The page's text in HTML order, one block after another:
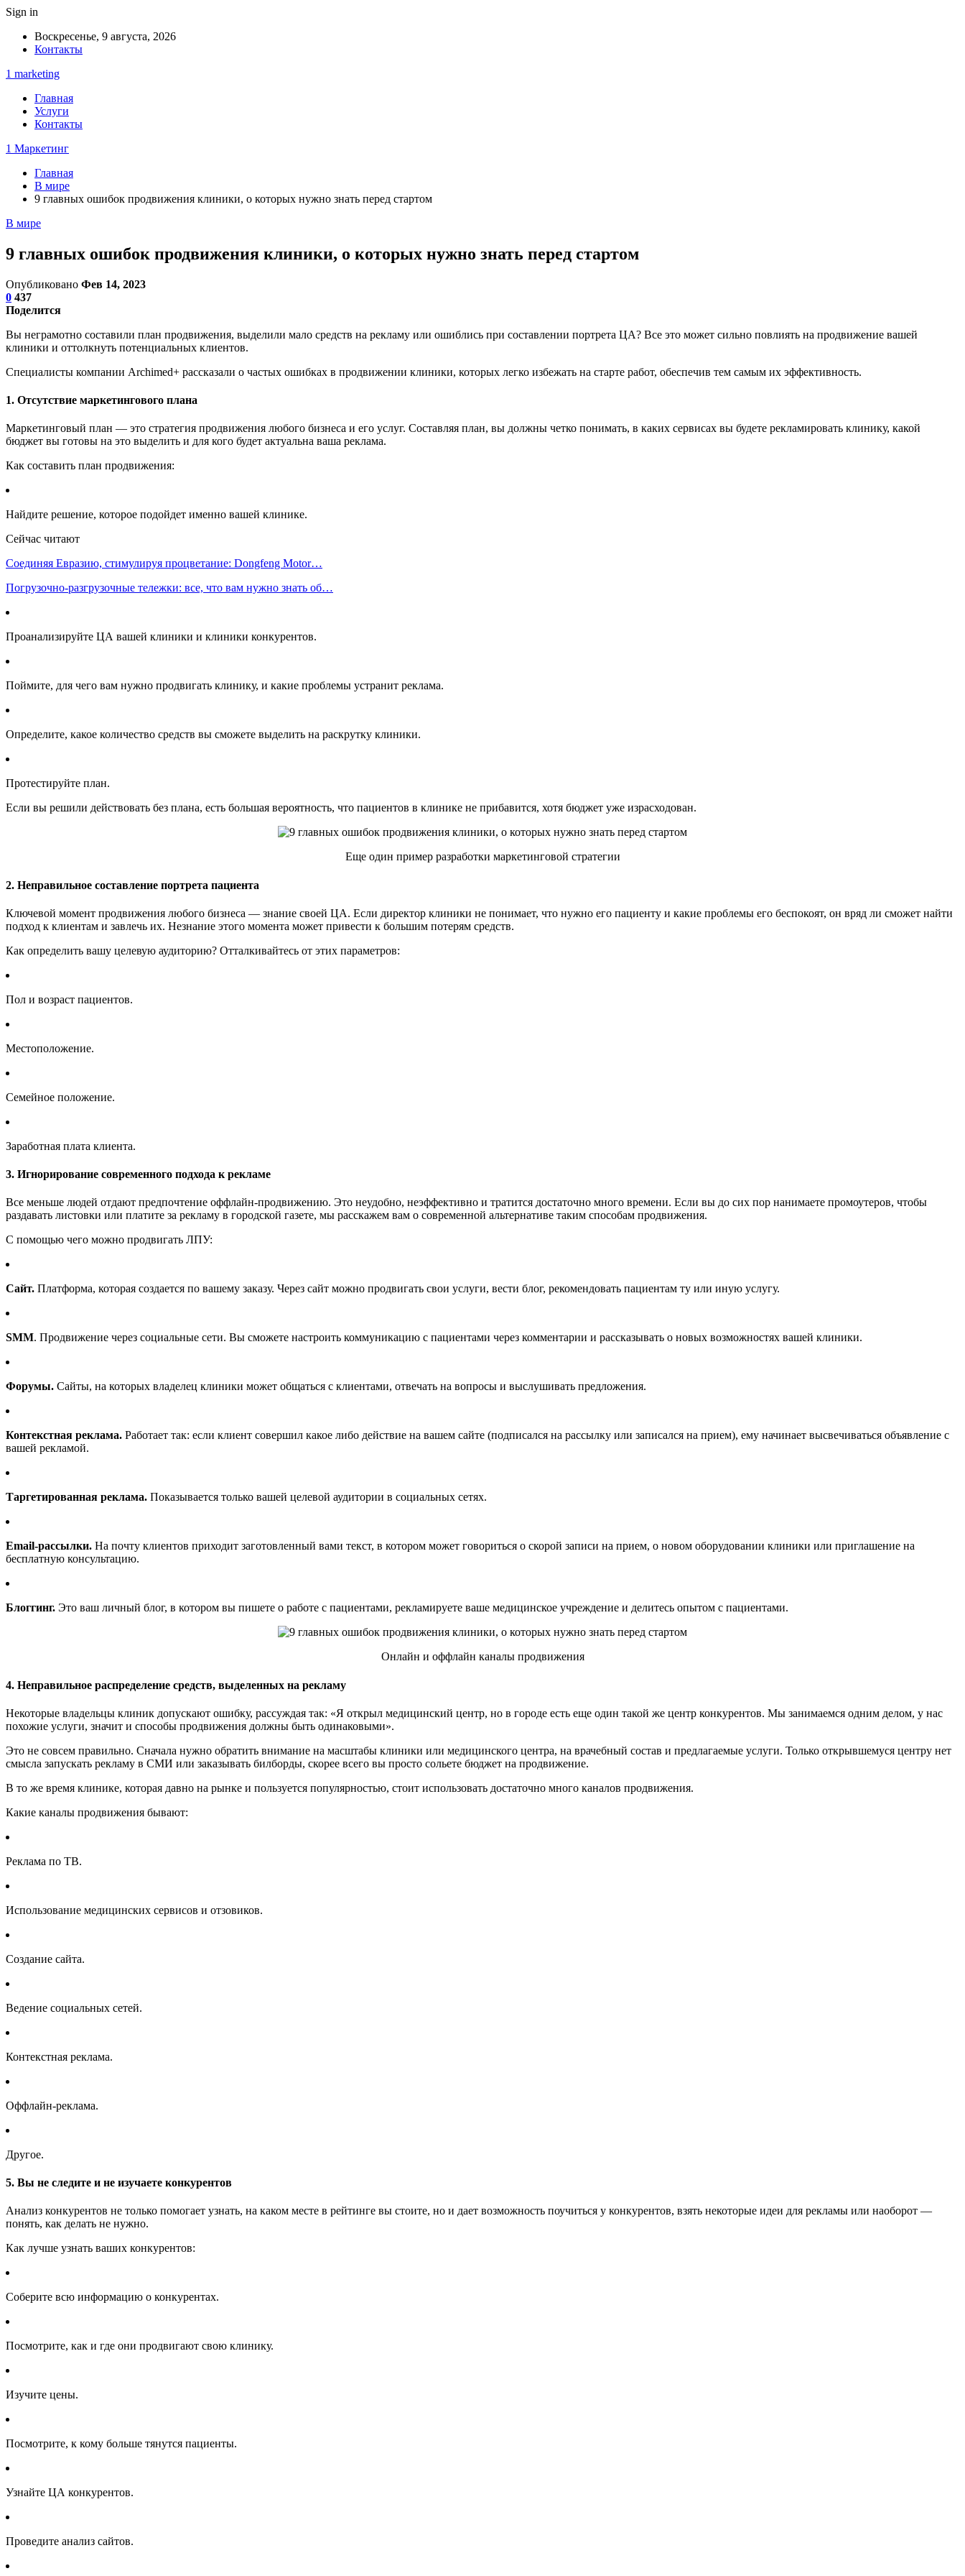
Sign in
Воскресенье, 9 августа, 2026
Контакты
1 marketing
Главная
Услуги
Контакты
1 Маркетинг
Главная
В мире
9 главных ошибок продвижения клиники, о которых нужно знать перед стартом
В мире
9 главных ошибок продвижения клиники, о которых нужно знать перед стартом
Опубликовано Фев 14, 2023
0 437
Поделится
Вы неграмотно составили план продвижения, выделили мало средств на рекламу или ошиблись при составлении портрета ЦА? Все это может сильно повлиять на продвижение вашей
клиники и оттолкнуть потенциальных клиентов.
Специалисты компании Archimed+ рассказали о частых ошибках в продвижении клиники, которых легко избежать на старте работ, обеспечив тем самым их эффективность.
1. Отсутствие маркетингового плана
Маркетинговый план — это стратегия продвижения любого бизнеса и его услуг. Составляя план, вы должны четко понимать, в каких сервисах вы будете рекламировать клинику, какой
бюджет вы готовы на это выделить и для кого будет актуальна ваша реклама.
Как составить план продвижения:
Найдите решение, которое подойдет именно вашей клинике.
Сейчас читают
Соединяя Евразию, стимулируя процветание: Dongfeng Motor…
Погрузочно-разгрузочные тележки: все, что вам нужно знать об…
Проанализируйте ЦА вашей клиники и клиники конкурентов.
Поймите, для чего вам нужно продвигать клинику, и какие проблемы устранит реклама.
Определите, какое количество средств вы сможете выделить на раскрутку клиники.
Протестируйте план.
Если вы решили действовать без плана, есть большая вероятность, что пациентов в клинике не прибавится, хотя бюджет уже израсходован.
Еще один пример разработки маркетинговой стратегии
2. Неправильное составление портрета пациента
Ключевой момент продвижения любого бизнеса — знание своей ЦА. Если директор клиники не понимает, что нужно его пациенту и какие проблемы его беспокоят, он вряд ли сможет найти
подход к клиентам и завлечь их. Незнание этого момента может привести к большим потерям средств.
Как определить вашу целевую аудиторию? Отталкивайтесь от этих параметров:
Пол и возраст пациентов.
Местоположение.
Семейное положение.
Заработная плата клиента.
3. Игнорирование современного подхода к рекламе
Все меньше людей отдают предпочтение оффлайн-продвижению. Это неудобно, неэффективно и тратится достаточно много времени. Если вы до сих пор нанимаете промоутеров, чтобы
раздавать листовки или платите за рекламу в городской газете, мы расскажем вам о современной альтернативе таким способам продвижения.
С помощью чего можно продвигать ЛПУ:
Сайт. Платформа, которая создается по вашему заказу. Через сайт можно продвигать свои услуги, вести блог, рекомендовать пациентам ту или иную услугу.
SMM. Продвижение через социальные сети. Вы сможете настроить коммуникацию с пациентами через комментарии и рассказывать о новых возможностях вашей клиники.
Форумы. Сайты, на которых владелец клиники может общаться с клиентами, отвечать на вопросы и выслушивать предложения.
Контекстная реклама. Работает так: если клиент совершил какое либо действие на вашем сайте (подписался на рассылку или записался на прием), ему начинает высвечиваться объявление с
вашей рекламой.
Таргетированная реклама. Показывается только вашей целевой аудитории в социальных сетях.
Email-рассылки. На почту клиентов приходит заготовленный вами текст, в котором может говориться о скорой записи на прием, о новом оборудовании клиники или приглашение на
бесплатную консультацию.
Блоггинг. Это ваш личный блог, в котором вы пишете о работе с пациентами, рекламируете ваше медицинское учреждение и делитесь опытом с пациентами.
Онлайн и оффлайн каналы продвижения
4. Неправильное распределение средств, выделенных на рекламу
Некоторые владельцы клиник допускают ошибку, рассуждая так: «Я открыл медицинский центр, но в городе есть еще один такой же центр конкурентов. Мы занимаемся одним делом, у нас
похожие услуги, значит и способы продвижения должны быть одинаковыми».
Это не совсем правильно. Сначала нужно обратить внимание на масштабы клиники или медицинского центра, на врачебный состав и предлагаемые услуги. Только открывшемуся центру нет
смысла запускать рекламу в СМИ или заказывать билборды, скорее всего вы просто сольете бюджет на продвижение.
В то же время клинике, которая давно на рынке и пользуется популярностью, стоит использовать достаточно много каналов продвижения.
Какие каналы продвижения бывают:
Реклама по ТВ.
Использование медицинских сервисов и отзовиков.
Создание сайта.
Ведение социальных сетей.
Контекстная реклама.
Оффлайн-реклама.
Другое.
5. Вы не следите и не изучаете конкурентов
Анализ конкурентов не только помогает узнать, на каком месте в рейтинге вы стоите, но и дает возможность поучиться у конкурентов, взять некоторые идеи для рекламы или наоборот —
понять, как делать не нужно.
Как лучше узнать ваших конкурентов:
Соберите всю информацию о конкурентах.
Посмотрите, как и где они продвигают свою клинику.
Изучите цены.
Посмотрите, к кому больше тянутся пациенты.
Узнайте ЦА конкурентов.
Проведите анализ сайтов.